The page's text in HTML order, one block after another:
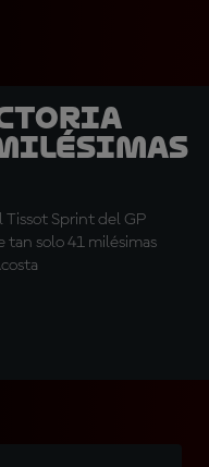
Tissot Sprint del GP
solo 41 milésimas